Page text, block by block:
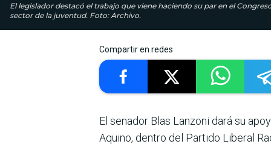
El legislador destacó el trabajo que viene haciendo su par en el
sector de la juventud. Foto: Archivo.
Compartir en redes
El senador Blas Lanzoni dará su
Aquino, dentro del Partido Liberal